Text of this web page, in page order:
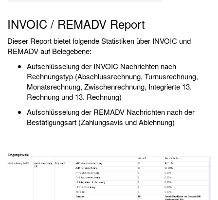
INVOIC / REMADV Report
Dieser Report bietet folgende Statistiken über INVOIC und
REMADV auf Belegebene:
Aufschlüsselung der INVOIC Nachrichten nach
Rechnungstyp (Abschlussrechnung, Turnusrechnung,
Monatsrechnung, Zwischenrechnung, Integrierte 13.
Rechnung und 13. Rechnung)
Aufschlüsselung der REMADV Nachrichten nach der
Bestätigungsart (Zahlungsavis und Ablehnung)